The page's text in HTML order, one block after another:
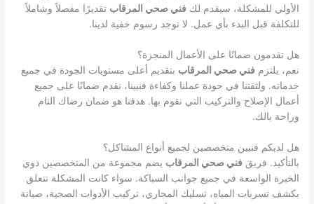
الأولي للمشكلة، سيقدم لكفني صحي المرقاب تقديرًا مفصلاً وشاملاً
للتكلفة قبل البدء بأي عمل. لا توجد رسوم خفية لدينا.
هل تقدمون ضمانًا على الأعمال المنجزة؟
نعم، يلتزمفني صحي المرقاب بتقديم أعلى مستويات الجودة في جميع
خدماته. ولثقتنا في جودة عملنا وكفاءة فنيينا، نقدم ضمانًا على جميع
أعمال الإصلاح والتركيب التي نقوم بها. هدفنا هو ضمان رضاك التام
وراحة بالك.
هل لديكم فنيين متخصصين لجميع أنواع المشاكل؟
بالتأكيد. فريقفني صحي المرقاب يضم مجموعة من المتخصصين ذوي
الخبرة الواسعة في جميع جوانب السباكة. سواء كانت المشكلة تتعلق
بكشف تسربات المياه، تسليك المجاري، تركيب الأدوات الصحية، صيانة